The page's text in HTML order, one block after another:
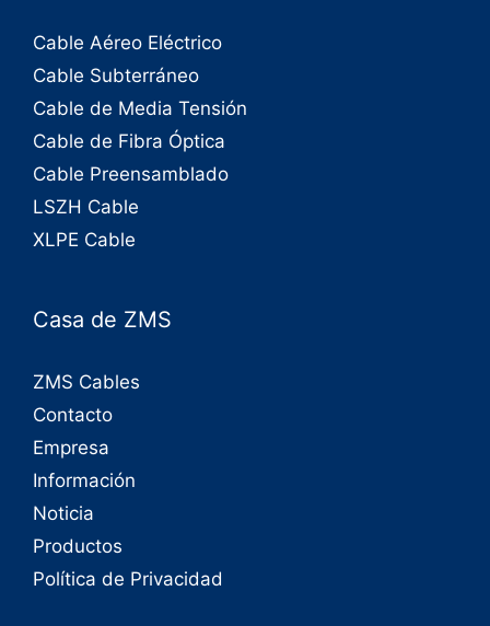
Cable Aéreo Eléctrico
Cable Subterráneo
Cable de Media Tensión
Cable de Fibra Óptica
Cable Preensamblado
LSZH Cable
XLPE Cable
Casa de ZMS
ZMS Cables
Contacto
Empresa
Información
Noticia
Productos
Política de Privacidad